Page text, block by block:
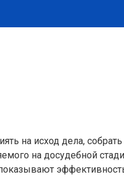
на исход дела, собрать
на досудебной